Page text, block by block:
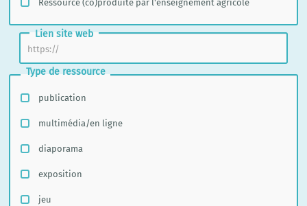
Ressource (co)produite par l'enseignement agricole
Lien site web
Type de ressource
publication
multimédia/en ligne
diaporama
exposition
jeu